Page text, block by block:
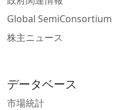
Global SemiConsortium
株主ニュース
データベース
市場統計